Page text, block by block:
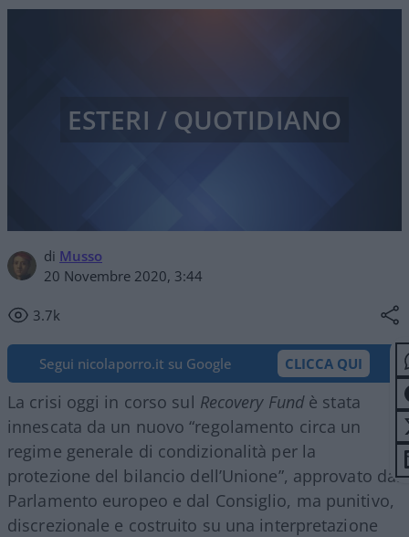
di Musso
20 Novembre 2020, 3:44
3.7k
ESTERI / QUOTIDIANO
Segui nicolaporro.it su Google CLICCA QUI
La crisi oggi in corso sul Recovery Fundè stata
innescata da un nuovo “regolamento circa un
regime generale di condizionalità per la
protezione del bilancio dell’Unione”, approvato dal
Parlamento europeo e dal Consiglio, ma punitivo,
discrezionale e costruito su una interpretazione